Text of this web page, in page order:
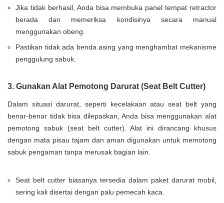
Jika tidak berhasil, Anda bisa membuka panel tempat retractor
berada dan memeriksa kondisinya secara manual
menggunakan obeng.
Pastikan tidak ada benda asing yang menghambat mekanisme
penggulung sabuk.
3. Gunakan Alat Pemotong Darurat (Seat Belt Cutter)
Dalam situasi darurat, seperti kecelakaan atau seat belt yang
benar-benar tidak bisa dilepaskan, Anda bisa menggunakan alat
pemotong sabuk (seat belt cutter). Alat ini dirancang khusus
dengan mata pisau tajam dan aman digunakan untuk memotong
sabuk pengaman tanpa merusak bagian lain.
Seat belt cutter biasanya tersedia dalam paket darurat mobil,
sering kali disertai dengan palu pemecah kaca.